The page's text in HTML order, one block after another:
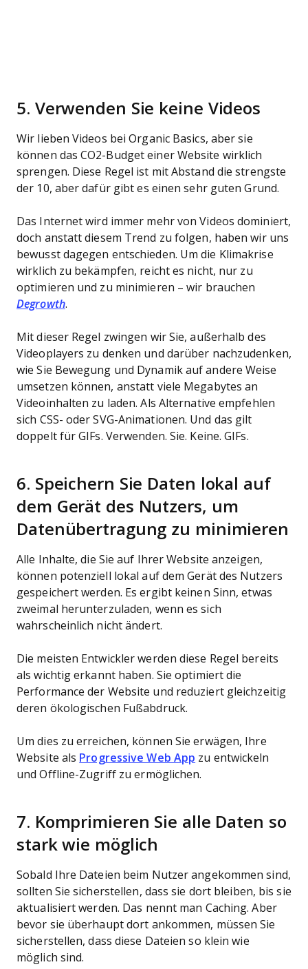
5. Verwenden Sie keine Videos
Wir lieben Videos bei Organic Basics, aber sie
können das CO2-Budget einer Website wirklich
sprengen. Diese Regel ist mit Abstand die strengste
der 10, aber dafür gibt es einen sehr guten Grund.
Das Internet wird immer mehr von Videos dominiert,
doch anstatt diesem Trend zu folgen, haben wir uns
bewusst dagegen entschieden. Um die Klimakrise
wirklich zu bekämpfen, reicht es nicht, nur zu
optimieren und zu minimieren – wir brauchen
Degrowth.
Mit dieser Regel zwingen wir Sie, außerhalb des
Videoplayers zu denken und darüber nachzudenken,
wie Sie Bewegung und Dynamik auf andere Weise
umsetzen können, anstatt viele Megabytes an
Videoinhalten zu laden. Als Alternative empfehlen
sich CSS- oder SVG-Animationen. Und das gilt
doppelt für GIFs. Verwenden. Sie. Keine. GIFs.
6. Speichern Sie Daten lokal auf
dem Gerät des Nutzers, um
Datenübertragung zu minimieren
Alle Inhalte, die Sie auf Ihrer Website anzeigen,
können potenziell lokal auf dem Gerät des Nutzers
gespeichert werden. Es ergibt keinen Sinn, etwas
zweimal herunterzuladen, wenn es sich
wahrscheinlich nicht ändert.
Die meisten Entwickler werden diese Regel bereits
als wichtig erkannt haben. Sie optimiert die
Performance der Website und reduziert gleichzeitig
deren ökologischen Fußabdruck.
Um dies zu erreichen, können Sie erwägen, Ihre
Website als Progressive Web App zu entwickeln
und Offline-Zugriff zu ermöglichen.
7. Komprimieren Sie alle Daten so
stark wie möglich
Sobald Ihre Dateien beim Nutzer angekommen sind,
sollten Sie sicherstellen, dass sie dort bleiben, bis sie
aktualisiert werden. Das nennt man Caching. Aber
bevor sie überhaupt dort ankommen, müssen Sie
sicherstellen, dass diese Dateien so klein wie
möglich sind.